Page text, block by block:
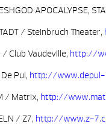
APOCALYPSE,
/ Steinbruch Theater,
/ Club Vaudeville, http://
Pul, http://www.depul-
/ Matrix, http://
/ Z7, http://www.z-